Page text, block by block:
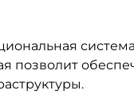
позволит